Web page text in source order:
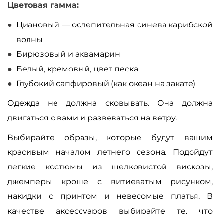
Цветовая гамма:
Циановый — ослепительная синева карибской
волны
Бирюзовый и аквамарин
Белый, кремовый, цвет песка
Глубокий сапфировый (как океан на закате)
Одежда не должна сковывать. Она должна
двигаться с вами и развеваться на ветру.
Выбирайте образы, которые будут вашим
красивым началом летнего сезона. Подойдут
легкие костюмы из шелковистой вискозы,
джемперы кроше с витиеватым рисунком,
накидки с принтом и невесомые платья. В
качестве аксессуаров выбирайте те, что